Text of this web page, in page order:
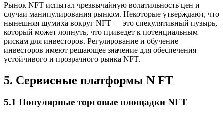
Рынок NFT испытал чрезвычайную волатильность цен и
случаи манипулирования рынком. Некоторые утверждают, что
нынешняя шумиха вокруг NFT — это спекулятивный пузырь,
который может лопнуть, что приведет к потенциальным
рискам для инвесторов. Регулирование и обучение
инвесторов имеют решающее значение для обеспечения
устойчивого и прозрачного рынка NFT.
5. Сервисные платформы N FT
5.1 Популярные торговые площадки NFT